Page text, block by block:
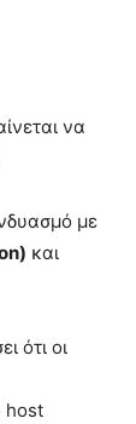
να
με
και
ότι οι
host